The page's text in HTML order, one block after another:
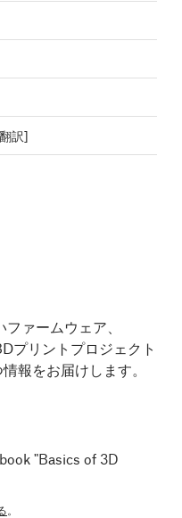
訳]
ファームウェア、
プリントプロジェクト
報をお届けします。
"Basics of 3D
。